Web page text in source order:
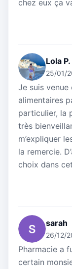
chez eux ça
Lola P.
25/01/
Je suis
alimentaires
particulier, la
très
m’expliquer
la remercie.
choix dans
sarah
26/12/
Pharmacie a
certain